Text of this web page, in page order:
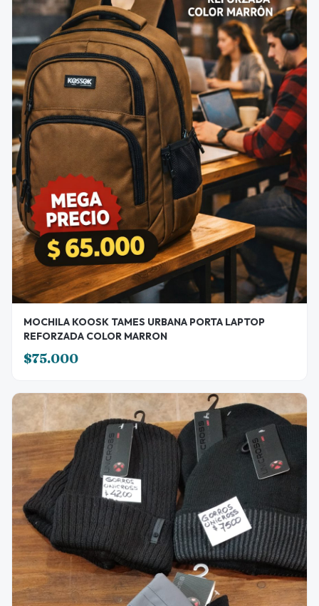
MOCHILA KOOSK TAMES URBANA PORTA LAPTOP
REFORZADA COLOR MARRON
$75.000